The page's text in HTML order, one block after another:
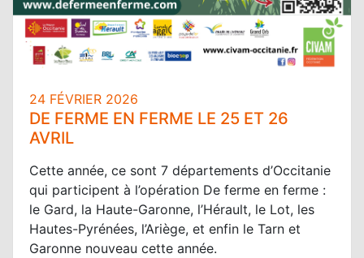
24 FÉVRIER 2026
DE FERME EN FERME LE 25 ET 26
AVRIL
Cette année, ce sont 7 départements d’Occitanie
qui participent à l’opération De ferme en ferme :
le Gard, la Haute-Garonne, l’Hérault, le Lot, les
Hautes-Pyrénées, l’Ariège, et enfin le Tarn et
Garonne nouveau cette année.